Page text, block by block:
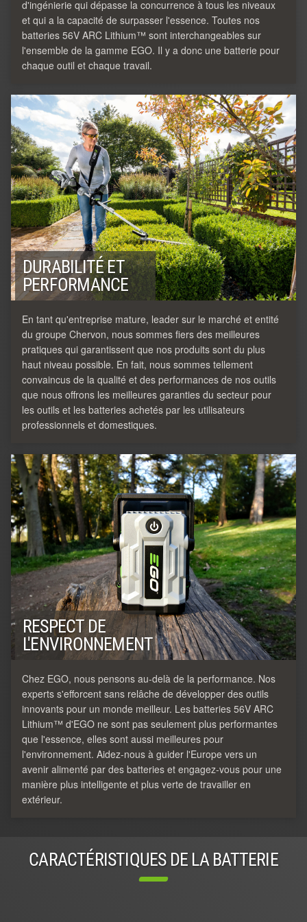
d'ingénierie qui dépasse la concurrence à tous les niveaux
et qui a la capacité de surpasser l'essence. Toutes nos
batteries 56V ARC Lithium™ sont interchangeables sur
l'ensemble de la gamme EGO. Il y a donc une batterie pour
chaque outil et chaque travail.
DURABILITÉ ET
PERFORMANCE
En tant qu'entreprise mature, leader sur le marché et entité
du groupe Chervon, nous sommes fiers des meilleures
pratiques qui garantissent que nos produits sont du plus
haut niveau possible. En fait, nous sommes tellement
convaincus de la qualité et des performances de nos outils
que nous offrons les meilleures garanties du secteur pour
les outils et les batteries achetés par les utilisateurs
professionnels et domestiques.
RESPECT DE
L'ENVIRONNEMENT
Chez EGO, nous pensons au-delà de la performance. Nos
experts s'efforcent sans relâche de développer des outils
innovants pour un monde meilleur. Les batteries 56V ARC
Lithium™ d'EGO ne sont pas seulement plus performantes
que l'essence, elles sont aussi meilleures pour
l'environnement. Aidez-nous à guider l'Europe vers un
avenir alimenté par des batteries et engagez-vous pour une
manière plus intelligente et plus verte de travailler en
extérieur.
CARACTÉRISTIQUES DE LA BATTERIE